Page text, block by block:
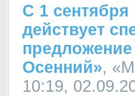
С 1
действует
Осенний»,
10:19,